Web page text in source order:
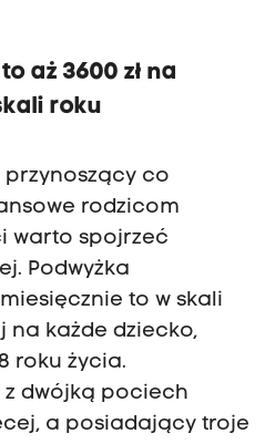
aż 3600 zł na
roku
co
rodzicom
warto spojrzeć
Podwyżka
to w skali
na każde dziecko,
roku życia.
dwójką pociech
a posiadający troje